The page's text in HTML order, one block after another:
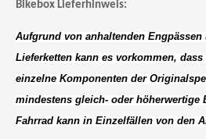
Bikebox Lieferhinweis:
Aufgrund von anhaltenden
Lieferketten kann es vorkommen,
einzelne Komponenten der
mindestens gleich- oder höherwertige
Fahrrad kann in Einzelfällen von den